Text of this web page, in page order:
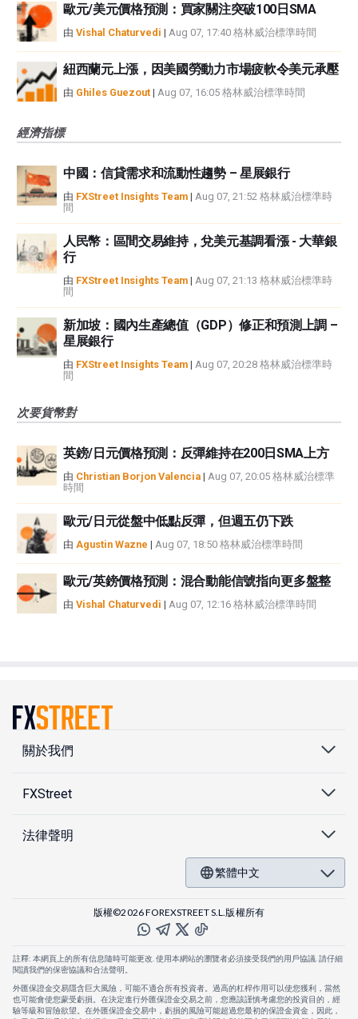
歐元/美元價格預測：買家關注突破100日SMA
由 Vishal Chaturvedi | Aug 07, 17:40 格林威治標準時間
紐西蘭元上漲，因美國勞動力市場疲軟令美元承壓
由 Ghiles Guezout | Aug 07, 16:05 格林威治標準時間
經濟指標
中國：信貸需求和流動性趨勢 – 星展銀行
由 FXStreet Insights Team | Aug 07, 21:52 格林威治標準時
間
人民幣：區間交易維持，兌美元基調看漲 - 大華銀
行
由 FXStreet Insights Team | Aug 07, 21:13 格林威治標準時
間
新加坡：國內生產總值（GDP）修正和預測上調 –
星展銀行
由 FXStreet Insights Team | Aug 07, 20:28 格林威治標準時
間
次要貨幣對
英鎊/日元價格預測：反彈維持在200日SMA上方
由 Christian Borjon Valencia | Aug 07, 20:05 格林威治標準
時間
歐元/日元從盤中低點反彈，但週五仍下跌
由 Agustin Wazne | Aug 07, 18:50 格林威治標準時間
歐元/英鎊價格預測：混合動能信號指向更多盤整
由 Vishal Chaturvedi | Aug 07, 12:16 格林威治標準時間
關於我們
FXStreet
法律聲明
繁體中文
版權©2026 FOREXSTREET S.L.版權所有
註釋: 本網頁上的所有信息隨時可能更改. 使用本網站的瀏覽者必須接受我們的用戶協議. 請仔細
閱讀我們的保密協議和合法聲明。
外匯保證金交易隱含巨大風險，可能不適合所有投資者。過高的杠桿作用可以使您獲利，當然
也可能會使您蒙受虧損。在決定進行外匯保證金交易之前，您應該謹慎考慮您的投資目的，經
驗等級和冒險欲望。在外匯保證金交易中，虧損的風險可能超過您最初的保證金資金，因此，